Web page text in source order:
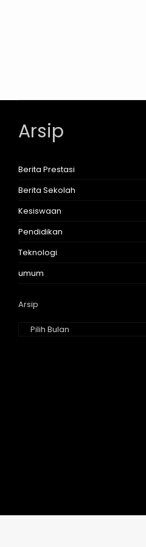
Arsip
Berita Prestasi
Berita Sekolah
Kesiswaan
Pendidikan
Teknologi
umum
Arsip